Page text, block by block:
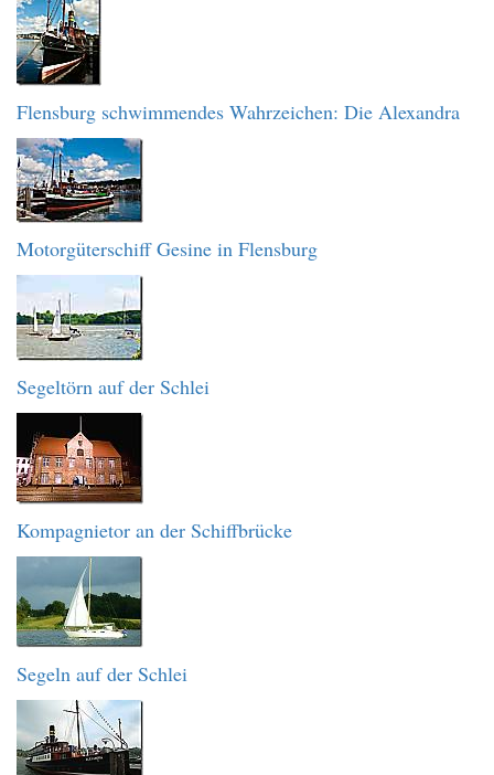
Flensburg schwimmendes Wahrzeichen: Die Alexandra
Motorgüterschiff Gesine in Flensburg
Segeltörn auf der Schlei
Kompagnietor an der Schiffbrücke
Segeln auf der Schlei